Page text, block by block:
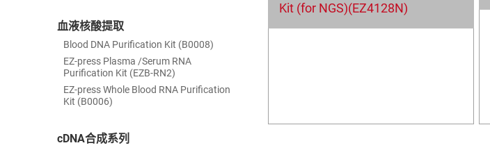
血液核酸提取
Blood DNA Purification Kit (B0008)
EZ-press Plasma /Serum RNA
Purification Kit (EZB-RN2)
EZ-press Whole Blood RNA Purification
Kit (B0006)
cDNA合成系列
Kit (for NGS)(EZ4128N)